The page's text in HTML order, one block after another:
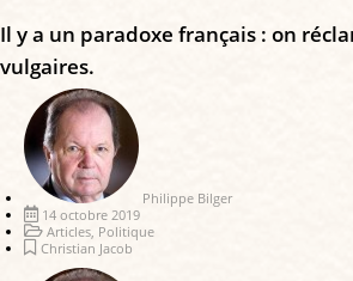
Il y a un paradoxe français : on
vulgaires.
Philippe Bilger
14 octobre 2019
Articles Politique
Christian Jacob